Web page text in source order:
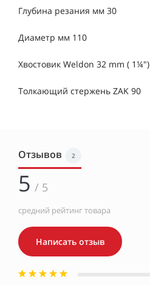
Глубина резания мм 30
Диаметр мм 110
Хвостовик Weldon 32 mm ( 1¼")
Толкающий стержень ZAK 90
Отзывов 2
5 / 5
средний рейтинг товара
Написать отзыв